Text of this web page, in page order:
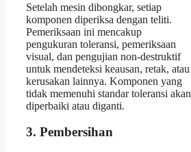
Setelah mesin dibongkar, setiap
komponen diperiksa dengan teliti.
Pemeriksaan ini mencakup
pengukuran toleransi, pemeriksaan
visual, dan pengujian non-destruktif
untuk mendeteksi keausan, retak, atau
kerusakan lainnya. Komponen yang
tidak memenuhi standar toleransi akan
diperbaiki atau diganti.
3. Pembersihan